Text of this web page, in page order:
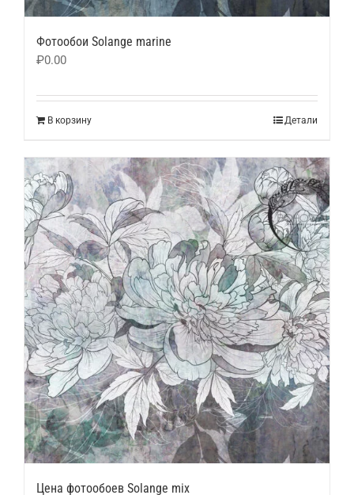
Фотообои Solange marine
₽0.00
В корзину Детали
Цена фотообоев Solange mix